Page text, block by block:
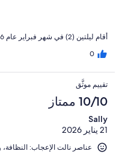
أقام ليلتين (2) في شهر فبراير عام 2026
0
تقييم موثَّق
10/10 ممتاز
Sally
21 يناير 2026